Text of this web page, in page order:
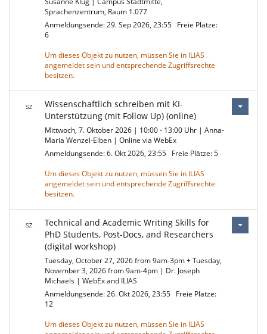
Sprachenzentrum, Raum 1.077
Anmeldungsende: 29. Sep 2026, 23:55 Freie Plätze:
6
Um dieses Objekt zu nutzen, müssen Sie in ILIAS
angemeldet sein und entsprechende Zugriffsrechte
besitzen.
Wissenschaftlich schreiben mit KI-
Unterstützung (mit Follow Up) (online)
Mittwoch, 7. Oktober 2026 | 10:00 - 13:00 Uhr | Anna-
Maria Wenzel-Elben | Online via WebEx
Anmeldungsende: 6. Okt 2026, 23:55 Freie Plätze: 5
Um dieses Objekt zu nutzen, müssen Sie in ILIAS
angemeldet sein und entsprechende Zugriffsrechte
besitzen.
Technical and Academic Writing Skills for
PhD Students, Post-Docs, and Researchers
(digital workshop)
Tuesday, October 27, 2026 from 9am-3pm + Tuesday,
November 3, 2026 from 9am-4pm | Dr. Joseph
Michaels | WebEx and ILIAS
Anmeldungsende: 26. Okt 2026, 23:55 Freie Plätze:
12
Um dieses Objekt zu nutzen, müssen Sie in ILIAS